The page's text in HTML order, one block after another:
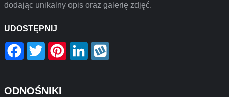
dodając unikalny opis oraz galerię zdjęć.
UDOSTĘPNIJ
Facebook
Twitter PinterestLinkedIn
ODNOŚNIKI